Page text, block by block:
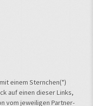
einem Sternchen(*)
auf einen dieser Links,
vom jeweiligen Partner-